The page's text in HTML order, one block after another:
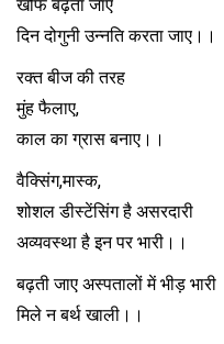
खौफ बढ़ता जाए
दिन दोगुनी उन्नति करता जाए।।
रक्त बीज की तरह
मुंह फैलाए,
काल का ग्रास बनाए।।
वैक्सिंग,मास्क,
शोशल डीस्टेंसिंग है असरदारी
अव्यवस्था है इन पर भारी।।
बढ़ती जाए अस्पतालों में भीड़ भारी
मिले न बर्थ खाली।।